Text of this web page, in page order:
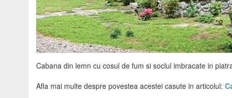
Cabana din lemn cu cosul de fum si soclul imbracate in
Afla mai multe despre povestea acestei casute in articolul: